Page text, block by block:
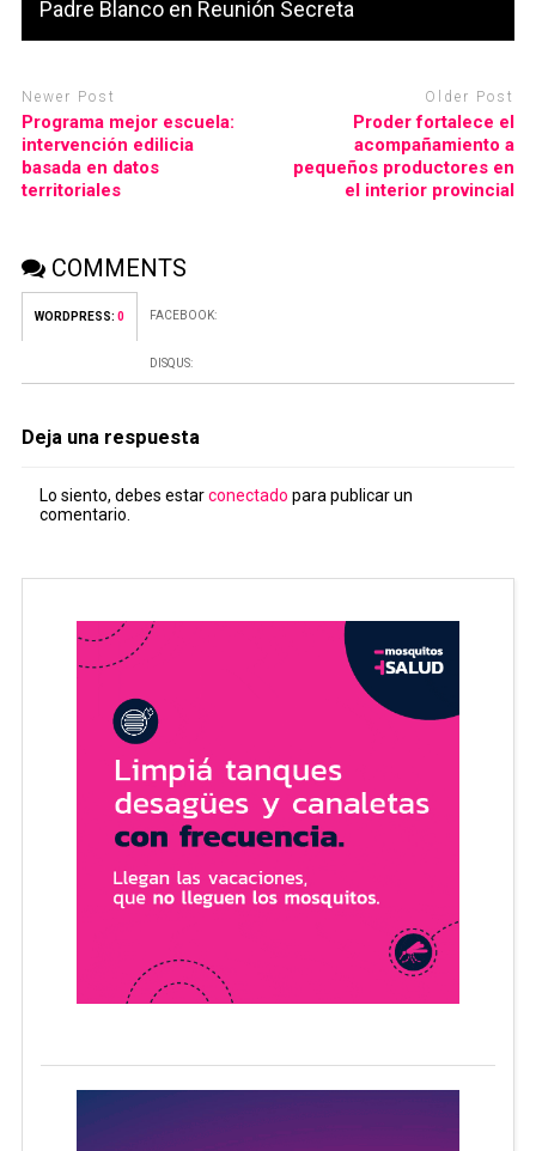
Padre Blanco en Reunión Secreta
Newer Post
Programa mejor escuela:
intervención edilicia
basada en datos
territoriales
Older Post
Proder fortalece el
acompañamiento a
pequeños productores en
el interior provincial
COMMENTS
WORDPRESS: 0 FACEBOOK:
DISQUS:
Deja una respuesta
Lo siento, debes estarconectado para publicar un
comentario.